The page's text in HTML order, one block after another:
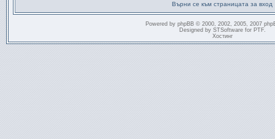
Върни се към страницата за вход
Powered by phpBB© 2000, 2002, 2005, 2007
Designed by STSoftwarefor PTF.
Хостинг